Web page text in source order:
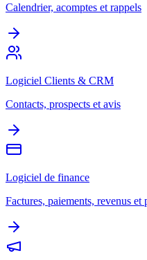
Calendrier, acomptes et rappels
Logiciel Clients & CRM
Contacts, prospects et avis
Logiciel de finance
Factures, paiements, revenus et